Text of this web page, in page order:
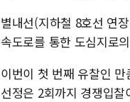
별내선(지하철 8호선 연
속도로를 통한 도심지로
이번이 첫 번째 유찰인
선정은 2회까지 경쟁입